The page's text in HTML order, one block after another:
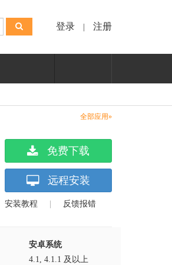
登录 注册
全部应用»
免费下载
远程安装
安装教程 反馈报错
安卓系统
4.1, 4.1.1 及以上